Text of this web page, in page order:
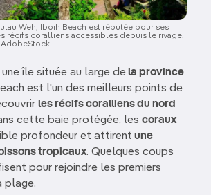
Weh, Iboih Beach est réputée pour ses
récifs coralliens accessibles depuis le rivage.
AdobeStock
une île située au large dela province
est l'un des meilleurs points de
les récifs coralliens du nord
cette baie protégée, les coraux
profondeur et attirent une
tropicaux. Quelques coups
pour rejoindre les premiers
plage.